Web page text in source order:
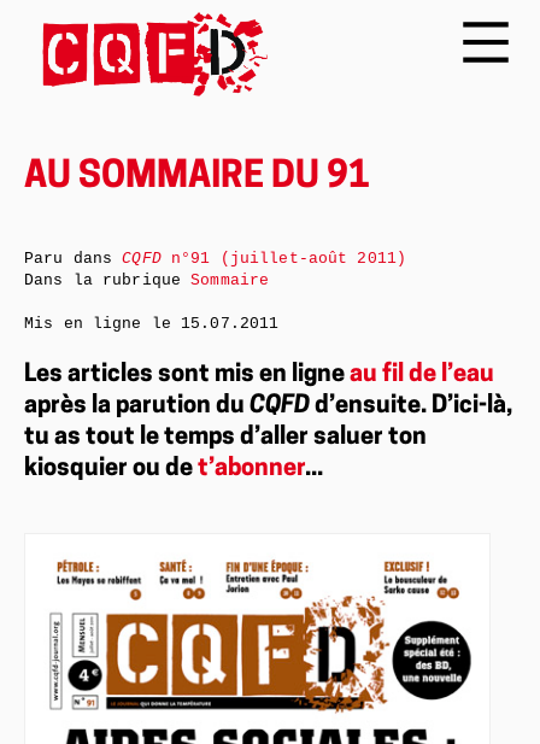
AU SOMMAIRE DU 91
Les articles sont mis en ligne au fil de l’eau
après la parution du CQFD d’ensuite. D’ici-là,
tu as tout le temps d’aller saluer ton
kiosquier ou de t’abonner...
Paru dansCQFDn°91 (juillet-août 2011)
Dans la rubriqueSommaire
Mis en ligne le 15.07.2011